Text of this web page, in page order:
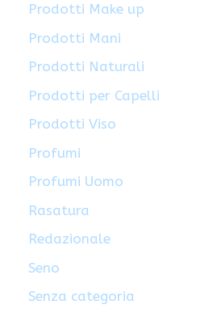
Prodotti Make up
Prodotti Mani
Prodotti Naturali
Prodotti per Capelli
Prodotti Viso
Profumi
Profumi Uomo
Rasatura
Redazionale
Seno
Senza categoria